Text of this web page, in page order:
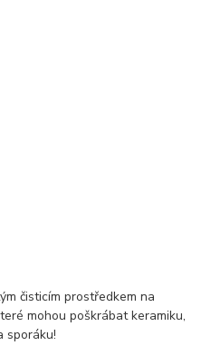
čisticím prostředkem na
mohou poškrábat keramiku,
sporáku!